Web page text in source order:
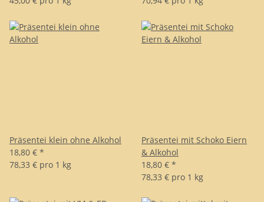
Präsentei klein ohne Alkohol
18,80 € *
78,33 € pro 1 kg
Präsentei mit Schoko Eiern
& Alkohol
18,80 € *
78,33 € pro 1 kg